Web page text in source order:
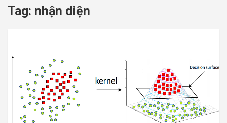
Tag: nhận diện